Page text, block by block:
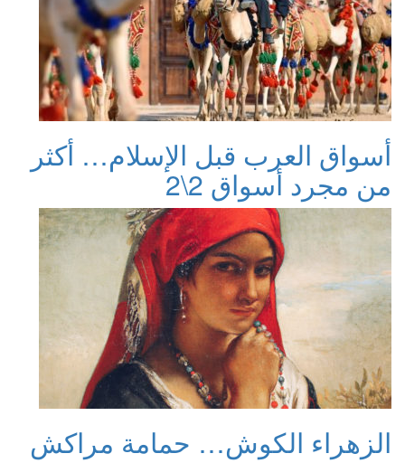
أسواق العرب قبل الإسلام… أكثر
من مجرد أسواق 2\2
الزهراء الكوش… حمامة مراكش